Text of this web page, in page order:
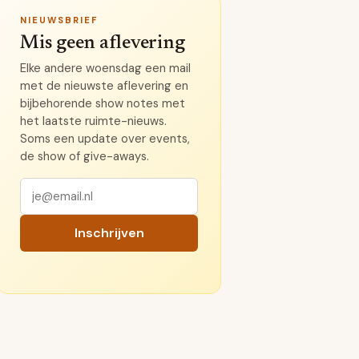
NIEUWSBRIEF
Mis geen aflevering
Elke andere woensdag een mail
met de nieuwste aflevering en
bijbehorende show notes met
het laatste ruimte-nieuws.
Soms een update over events,
de show of give-aways.
Inschrijven